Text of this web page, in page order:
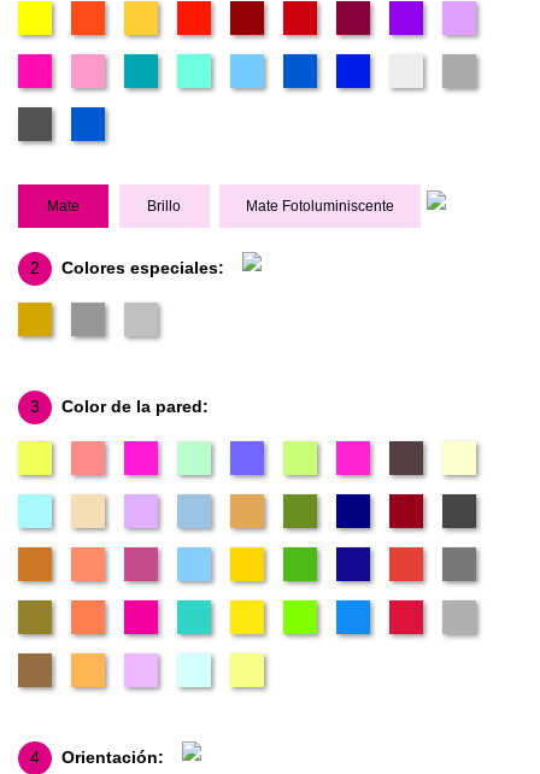
Mate Brillo Mate Fotoluminiscente
2 Colores especiales:
3 Color de la pared:
4 Orientación: